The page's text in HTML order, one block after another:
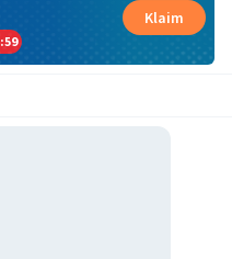
:58
Klaim